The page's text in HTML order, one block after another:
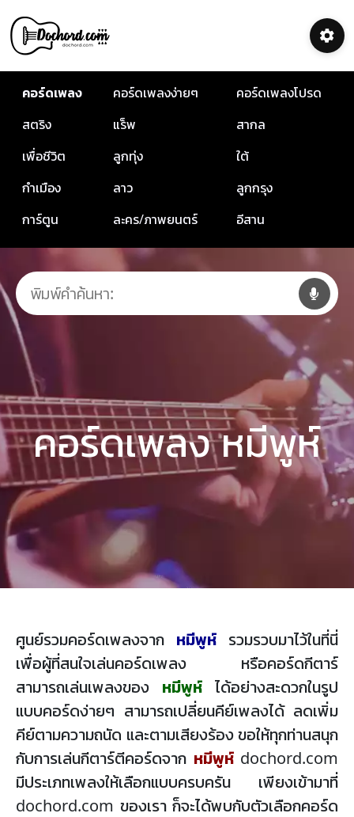
คอร์ดเพลง คอร์ดเพลงง่ายๆ
คอร์ดเพลงโปรด
สตริง
แร็พ
สากล
เพื่อชีวิต
ลูกทุ่ง
ใต้
กำเมือง
ลาว
ลูกกรุง
การ์ตูน
ละคร/ภาพยนตร์ อีสาน
คอร์ดเพลง หมีพูห์
ศูนย์รวมคอร์ดเพลงจาก หมีพูห์ รวมรวบมาไว้ในที่นี่
เพื่อผู้ที่สนใจเล่นคอร์ดเพลง หรือคอร์ดกีตาร์
สามารถเล่นเพลงของ หมีพูห์ ได้อย่างสะดวกในรูป
แบบคอร์ดง่ายๆ สามารถเปลี่ยนคีย์เพลงได้ ลดเพิ่ม
คีย์ตามความถนัด และตามเสียงร้อง ขอให้ทุกท่านสนุก
กับการเล่นกีตาร์ตีคอร์ดจาก หมีพูห์dochord.com
มีประเภทเพลงให้เลือกแบบครบครัน เพียงเข้ามาที่
dochord.com ของเรา ก็จะได้พบกับตัวเลือกคอร์ด